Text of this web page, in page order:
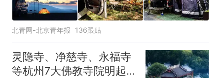
北青网-北京青年报 136跟贴
灵隐寺、净慈寺、永福寺
等杭州7大佛教寺院明起